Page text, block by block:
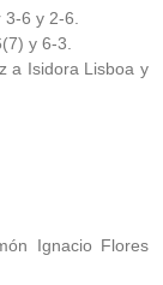
6 y 2-6.
y 6-3.
a Isidora Lisboa y
Ignacio Flores